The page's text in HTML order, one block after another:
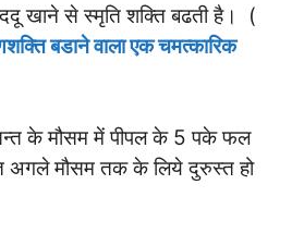
खाने से स्मृति शक्ति बढती है। (
बडाने वाला एक चमत्कारिक
के मौसम में पीपल के 5 पके फल
अगले मौसम तक के लिये दुरुस्त हो